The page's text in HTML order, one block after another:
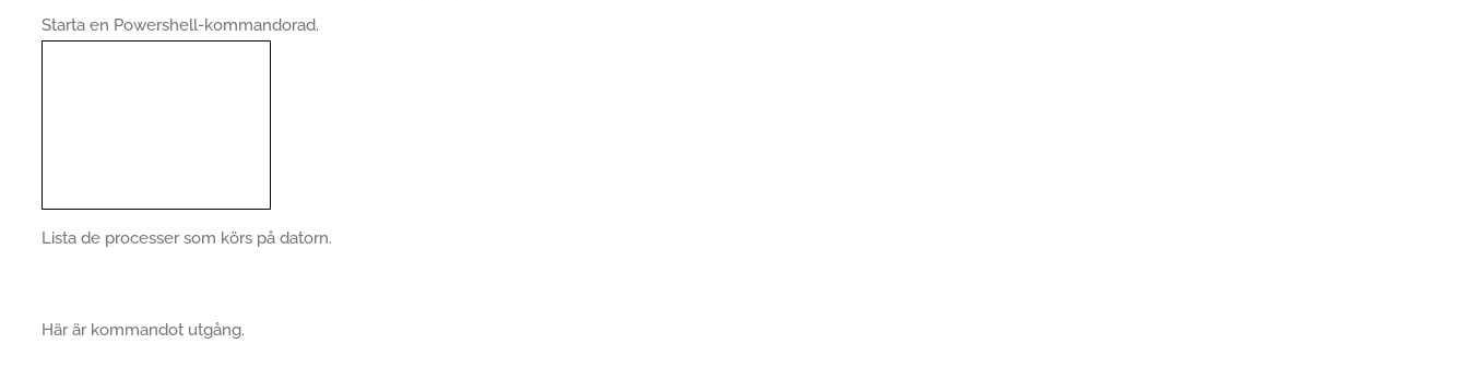
Starta en Powershell-kommandorad.
Lista de processer som körs på datorn.
Här är kommandot utgång.